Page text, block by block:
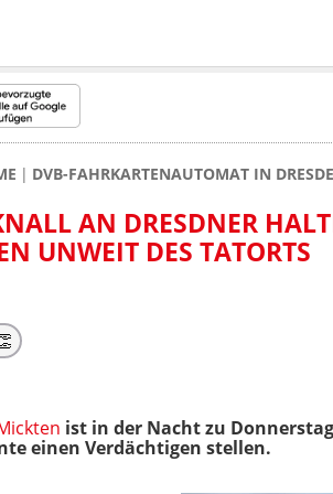
DVB-FAHRKARTENAUTOMAT IN
AN DRESDNER
UNWEIT DES TATORTS
ist in der Nacht zu
einen Verdächtigen stellen.